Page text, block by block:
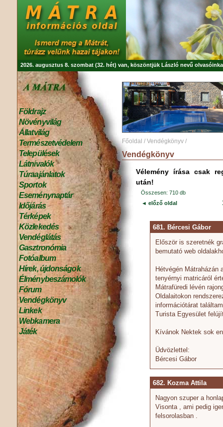
2026. augusztus 8. szombat (32. hét) van, köszöntjük László nevű
Földrajz
Növényvilág
Állatvilág
Természetvédelem
Települések
Látnivalók
Túraajánlatok
Sportok
Eseménynaptár
Időjárás
Térképek
Közlekedés
Vendéglátás
Gasztronómia
Fotóalbum
Hírek, újdonságok
Élménybeszámolók
Fórum
Vendégkönyv
Linkek
Webkamera
Játék
Főoldal / Vendégkönyv /
Vendégkönyv
Vélemény írása csak
után!
Összesen: 710 db
◄ előző oldal
681. Bércesi Gábor
Először is szeretnék
bemutató web
Hétvégén Mátraházán
tenyérnyi matricáról
Mátrafüredi lévén
Oldalaitokon
információtárat
Turista Egyesület
Kívánok Nektek sok
Üdvözlettel:
Bércesi Gábor
682. Kozma Attila
Nagyon szuper a
Visonta , ami pedig
felsorolasban .